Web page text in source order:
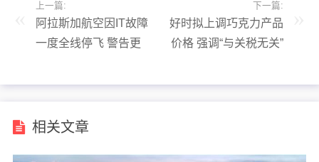
上一篇:
阿拉斯加航空因IT故障
一度全线停飞 警告更
下一篇:
好时拟上调巧克力产品
价格 强调“与关税无关”
相关文章